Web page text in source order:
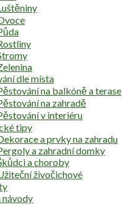
dle místa
na balkóně a terase
na zahradě
v interiéru
tipy
a prvky na zahradu
a zahradní domky
a choroby
živočichové
návody